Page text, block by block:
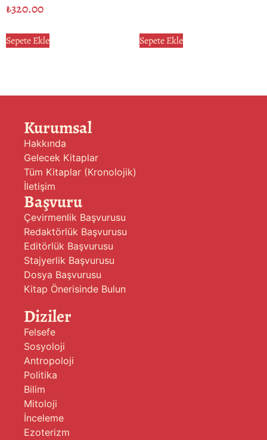
₺320.00
Sepete Ekle Sepete Ekle
Kurumsal
Hakkında
Gelecek Kitaplar
Tüm Kitaplar (Kronolojik)
İletişim
Başvuru
Çevirmenlik Başvurusu
Redaktörlük Başvurusu
Editörlük Başvurusu
Stajyerlik Başvurusu
Dosya Başvurusu
Kitap Önerisinde Bulun
Diziler
Felsefe
Sosyoloji
Antropoloji
Politika
Bilim
Mitoloji
İnceleme
Ezoterizm